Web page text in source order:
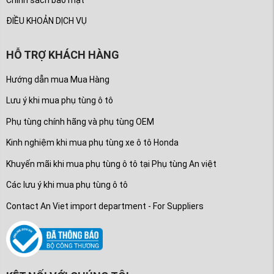
ĐIỀU KHOẢN DỊCH VỤ
HỖ TRỢ KHÁCH HÀNG
Hướng dẫn mua Mua Hàng
Lưu ý khi mua phụ tùng ô tô
Phụ tùng chính hãng và phụ tùng OEM
Kinh nghiệm khi mua phụ tùng xe ô tô Honda
Khuyến mãi khi mua phụ tùng ô tô tại Phụ tùng An việt
Các lưu ý khi mua phụ tùng ô tô
Contact An Viet import department - For Suppliers